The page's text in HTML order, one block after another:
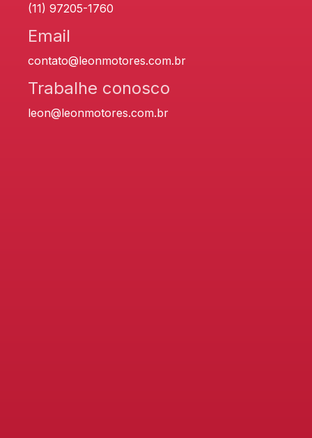
(11) 97205-1760
Email
contato@leonmotores.com.br
Trabalhe conosco
leon@leonmotores.com.br